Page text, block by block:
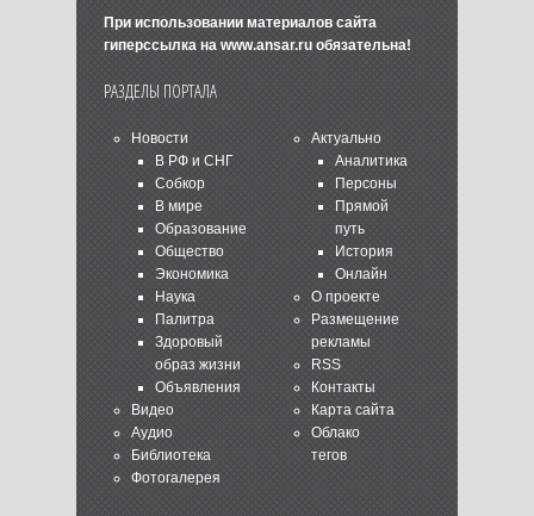
При использовании материалов сайта
гиперссылка на www.ansar.ruобязательна!
РАЗДЕЛЫ ПОРТАЛА
Новости
В РФ и СНГ
Собкор
В мире
Образование
Общество
Экономика
Наука
Палитра
Здоровый
образ жизни
Объявления
Видео
Аудио
Библиотека
Фотогалерея
Актуально
Аналитика
Персоны
Прямой
путь
История
Онлайн
О проекте
Размещение
рекламы
RSS
Контакты
Карта сайта
Облако
тегов